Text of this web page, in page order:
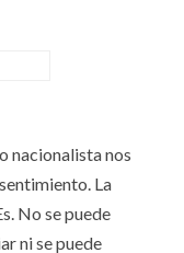
nacionalista nos
La
No se puede
ni se puede